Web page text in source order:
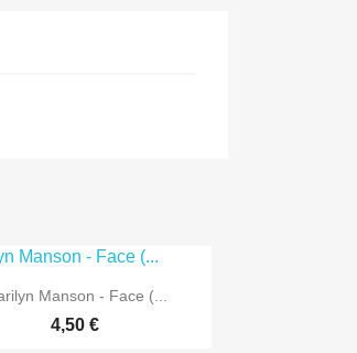
 Vorschau
Manson - Face (...
4,50 €